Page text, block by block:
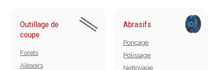
Outillage de
coupe
Forets
Alésoirs
Abrasifs
Ponçage
Polissage
Nettoyage